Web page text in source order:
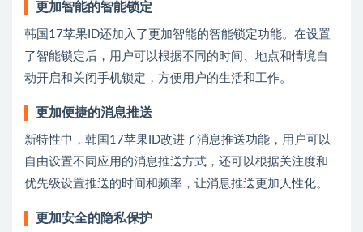
更加智能的智能锁定
韩国17苹果ID还加入了更加智能的智能锁定功能。在设置
了智能锁定后，用户可以根据不同的时间、地点和情境自
动开启和关闭手机锁定，方便用户的生活和工作。
更加便捷的消息推送
新特性中，韩国17苹果ID改进了消息推送功能，用户可以
自由设置不同应用的消息推送方式，还可以根据关注度和
优先级设置推送的时间和频率，让消息推送更加人性化。
更加安全的隐私保护